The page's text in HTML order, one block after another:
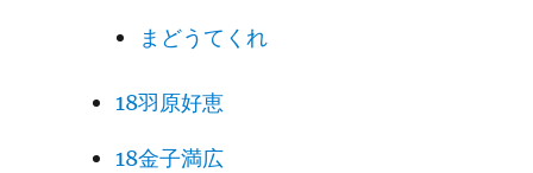
まどうてくれ
18羽原好恵
18金子満広